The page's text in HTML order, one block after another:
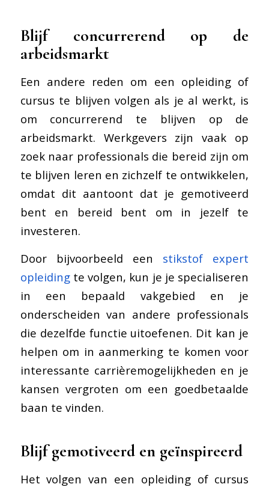
Blijf concurrerend op de
arbeidsmarkt
Een andere reden om een opleiding of
cursus te blijven volgen als je al werkt, is
om concurrerend te blijven op de
arbeidsmarkt. Werkgevers zijn vaak op
zoek naar professionals die bereid zijn om
te blijven leren en zichzelf te ontwikkelen,
omdat dit aantoont dat je gemotiveerd
bent en bereid bent om in jezelf te
investeren.
Door bijvoorbeeld een stikstof expert
opleidingte volgen, kun je je specialiseren
in een bepaald vakgebied en je
onderscheiden van andere professionals
die dezelfde functie uitoefenen. Dit kan je
helpen om in aanmerking te komen voor
interessante carrièremogelijkheden en je
kansen vergroten om een goedbetaalde
baan te vinden.
Blijf gemotiveerd en geïnspireerd
Het volgen van een opleiding of cursus